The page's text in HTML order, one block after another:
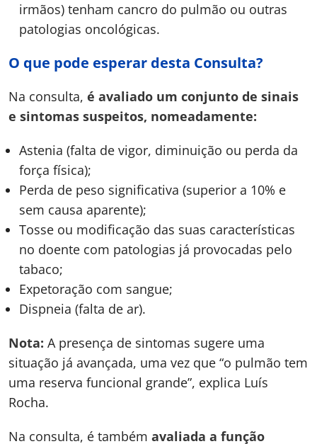
irmãos) tenham cancro do pulmão ou outras
patologias oncológicas.
O que pode esperar desta Consulta?
Na consulta, é avaliado um conjunto de sinais
e sintomas suspeitos, nomeadamente:
Astenia (falta de vigor, diminuição ou perda da
força física);
Perda de peso significativa (superior a 10% e
sem causa aparente);
Tosse ou modificação das suas características
no doente com patologias já provocadas pelo
tabaco;
Expetoração com sangue;
Dispneia (falta de ar).
Nota: A presença de sintomas sugere uma
situação já avançada, uma vez que “o pulmão tem
uma reserva funcional grande”, explica Luís
Rocha.
Na consulta, é também avaliada a função